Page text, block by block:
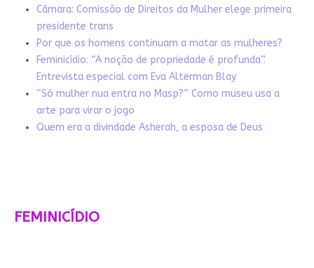
Câmara: Comissão de Direitos da Mulher elege primeira
presidente trans
Por que os homens continuam a matar as mulheres?
Feminicídio: “A noção de propriedade é profunda”.
Entrevista especial com Eva Alterman Blay
“Só mulher nua entra no Masp?” Como museu usa a
arte para virar o jogo
Quem era a divindade Asherah, a esposa de Deus
FEMINICÍDIO